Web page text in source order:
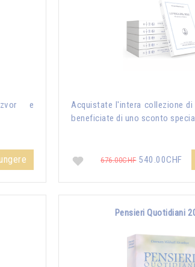
e
Acquistate l'intera collezione di
beneficiate di uno sconto
676.00CHF540.00CHF
Pensieri Quotidiani